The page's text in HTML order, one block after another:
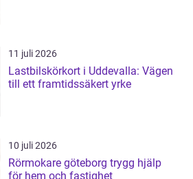
11 juli 2026
Lastbilskörkort i Uddevalla: Vägen
till ett framtidssäkert yrke
10 juli 2026
Rörmokare göteborg trygg hjälp
för hem och fastighet